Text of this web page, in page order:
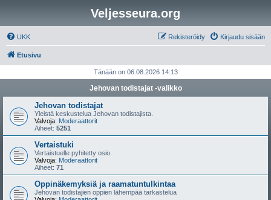
Veljesseura.org
UKK Kirjaudu sisään
Rekisteröidy
Etusivu
Tänään on 06.08.2026 14:13
Jehovan todistajat -valikko
Jehovan todistajat
Yleistä keskustelua Jehovan todistajista.
Valvoja: Moderaattorit
Aiheet: 5251
Vertaistuki
Vertaistuelle pyhitetty osio.
Valvoja: Moderaattorit
Aiheet: 71
Oppinäkemyksiä ja raamatuntulkintaa
Jehovan todistajien oppien lähempää tarkastelua